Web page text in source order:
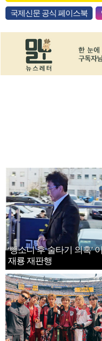
국제신문 공식 페이스북
‘뺑소니 후 술타기 의혹’
재룡 재판행